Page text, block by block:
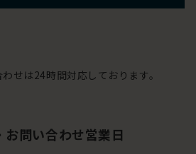
せは24時間対応しております。
お問い合わせ営業日